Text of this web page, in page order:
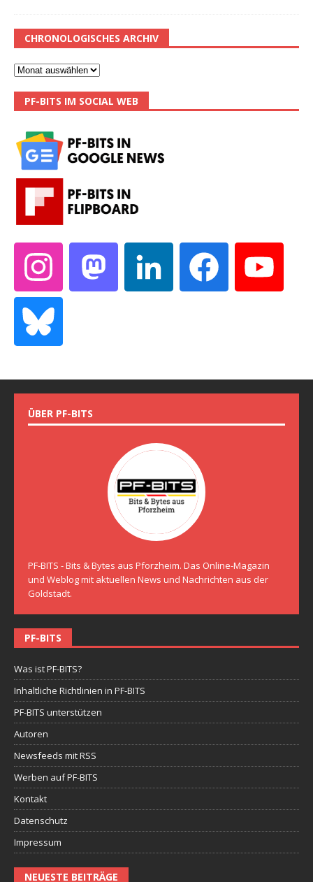
CHRONOLOGISCHES ARCHIV
PF-BITS IM SOCIAL WEB
ÜBER PF-BITS
PF-BITS - Bits & Bytes aus Pforzheim. Das Online-Magazin
und Weblog mit aktuellen News und Nachrichten aus der
Goldstadt.
PF-BITS
Was ist PF-BITS?
Inhaltliche Richtlinien in PF-BITS
PF-BITS unterstützen
Autoren
Newsfeeds mit RSS
Werben auf PF-BITS
Kontakt
Datenschutz
Impressum
NEUESTE BEITRÄGE